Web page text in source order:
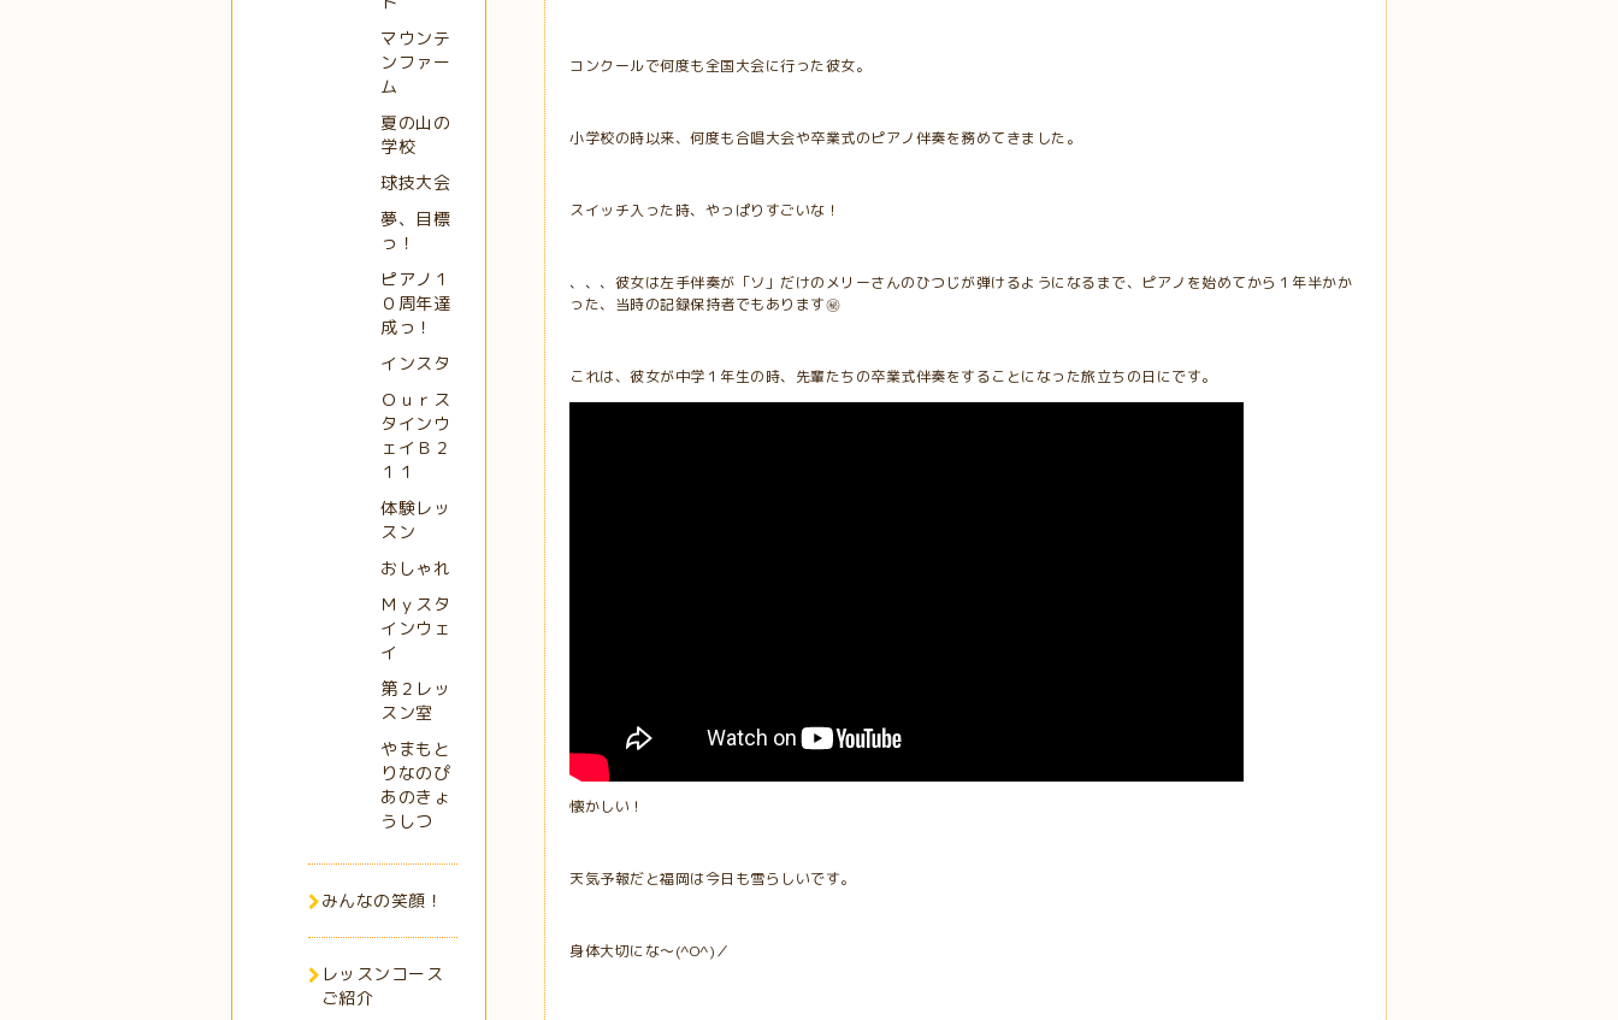
コンクールで何度も全国大会に行った彼女。
小学校の時以来、何度も合唱大会や卒業式のピアノ伴奏を務めてきました。
スイッチ入った時、やっぱりすごいな！
、、、彼女は左手伴奏が「ソ」だけのメリーさんのひつじが弾けるようになるまで、ピアノを始めてから１年半かか
った、当時の記録保持者でもあります㊙
これは、彼女が中学１年生の時、先輩たちの卒業式伴奏をすることになった旅立ちの日にです。
懐かしい！
天気予報だと福岡は今日も雪らしいです。
身体大切にな～(^O^)／
マウンテ
ンファー
ム
夏の山の
学校
球技大会
夢、目標
っ！
ピアノ１
０周年達
成っ！
インスタ
Ｏｕｒス
タインウ
ェイＢ２
１１
体験レッ
スン
おしゃれ
Ｍｙスタ
インウェ
イ
第２レッ
スン室
やまもと
りなのぴ
あのきょ
うしつ
みんなの笑顔！
レッスンコース
ご紹介